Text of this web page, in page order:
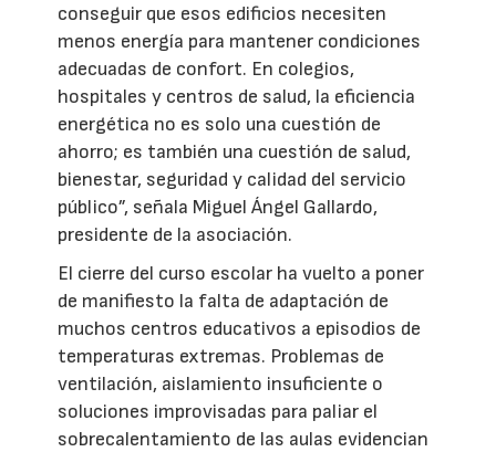
conseguir que esos edificios necesiten
menos energía para mantener condiciones
adecuadas de confort. En colegios,
hospitales y centros de salud, la eficiencia
energética no es solo una cuestión de
ahorro; es también una cuestión de salud,
bienestar, seguridad y calidad del servicio
público”, señala Miguel Ángel Gallardo,
presidente de la asociación.
El cierre del curso escolar ha vuelto a poner
de manifiesto la falta de adaptación de
muchos centros educativos a episodios de
temperaturas extremas. Problemas de
ventilación, aislamiento insuficiente o
soluciones improvisadas para paliar el
sobrecalentamiento de las aulas evidencian